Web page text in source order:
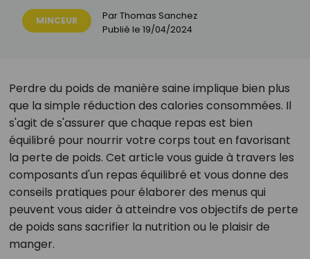
MINCEUR ParThomas Sanchez
Publié le 19/04/2024
Perdre du poids de manière saine implique bien plus
que la simple réduction des calories consommées. Il
s'agit de s'assurer que chaque repas est bien
équilibré pour nourrir votre corps tout en favorisant
la perte de poids. Cet article vous guide à travers les
composants d'un repas équilibré et vous donne des
conseils pratiques pour élaborer des menus qui
peuvent vous aider à atteindre vos objectifs de perte
de poids sans sacrifier la nutrition ou le plaisir de
manger.